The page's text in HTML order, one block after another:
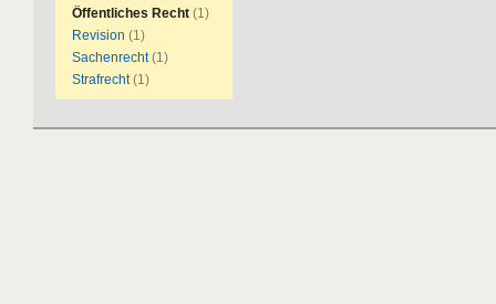
Öffentliches Recht (1)
Revision (1)
Sachenrecht (1)
Strafrecht (1)